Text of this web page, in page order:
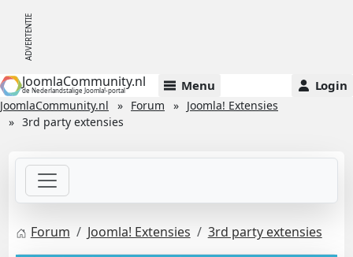
JoomlaCommunity.nl
de Nederlandstalige Joomla!-portal Menu Login
JoomlaCommunity.nl Forum
Joomla! Extensies
3rd party extensies
Forum Joomla! Extensies
3rd party extensies